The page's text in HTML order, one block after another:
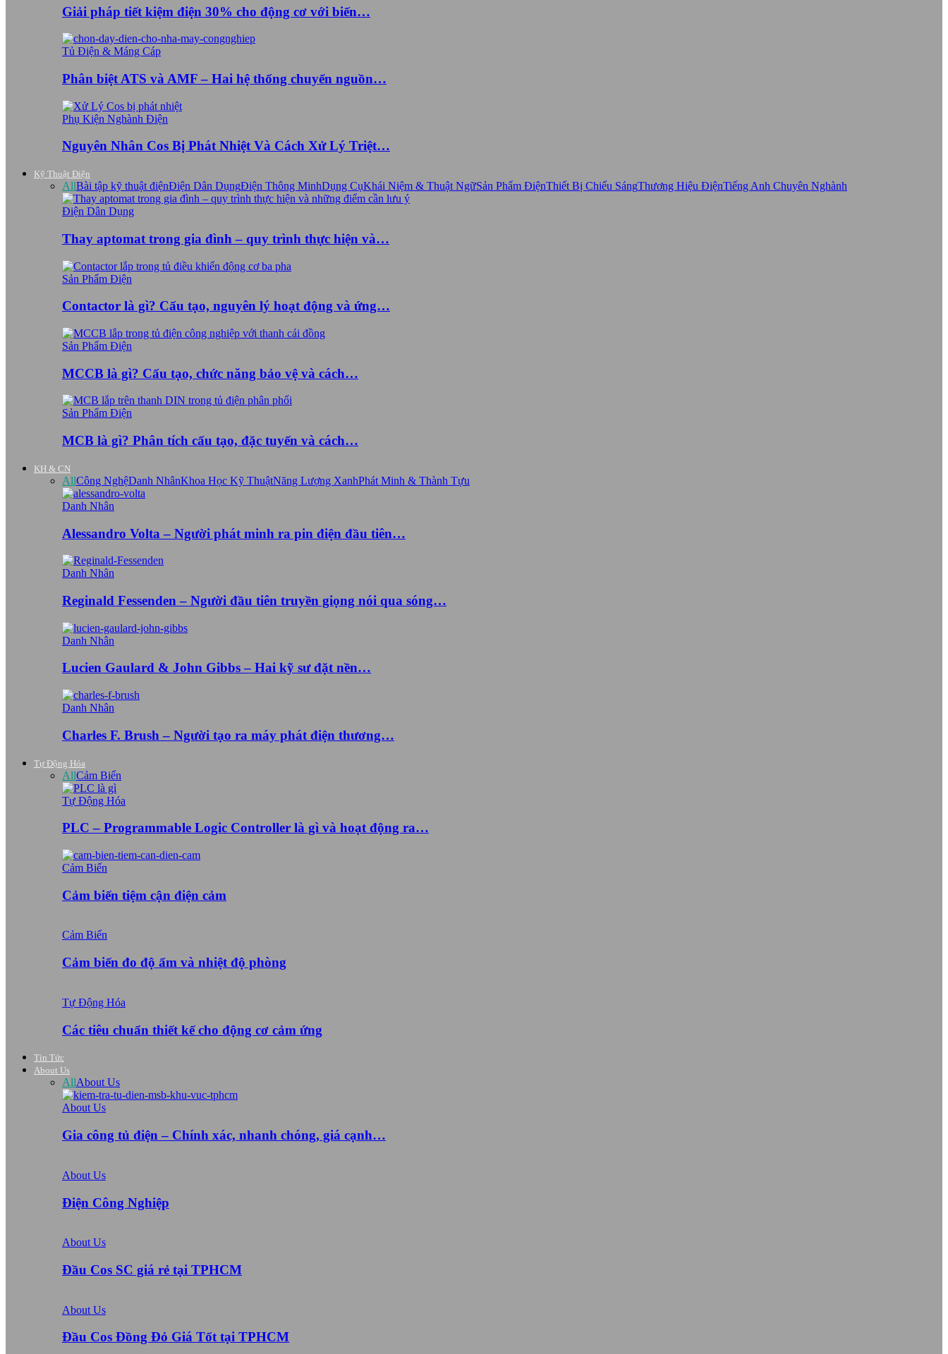
Giải pháp tiết kiệm điện 30% cho động cơ với biến…
Tủ Điện & Máng Cáp
Phân biệt ATS và AMF – Hai hệ thống chuyển nguồn…
Phụ Kiện Nghành Điện
Nguyên Nhân Cos Bị Phát Nhiệt Và Cách Xử Lý Triệt…
Kỹ Thuật Điện
AllBài tập kỹ thuật điệnĐiện Dân DụngĐiện Thông MinhDụng CụKhái Niệm & Thuật NgữSản Phẩm ĐiệnThiết Bị Chiếu SángThương Hiệu ĐiệnTiếng Anh Chuyên Nghành
Điện Dân Dụng
Thay aptomat trong gia đình – quy trình thực hiện và…
Sản Phẩm Điện
Contactor là gì? Cấu tạo, nguyên lý hoạt động và ứng…
Sản Phẩm Điện
MCCB là gì? Cấu tạo, chức năng bảo vệ và cách…
Sản Phẩm Điện
MCB là gì? Phân tích cấu tạo, đặc tuyến và cách…
KH & CN
AllCông NghệDanh NhânKhoa Học Kỹ ThuậtNăng Lượng XanhPhát Minh & Thành Tựu
Danh Nhân
Alessandro Volta – Người phát minh ra pin điện đầu tiên…
Danh Nhân
Reginald Fessenden – Người đầu tiên truyền giọng nói qua sóng…
Danh Nhân
Lucien Gaulard & John Gibbs – Hai kỹ sư đặt nền…
Danh Nhân
Charles F. Brush – Người tạo ra máy phát điện thương…
Tự Động Hóa
AllCảm Biến
Tự Động Hóa
PLC – Programmable Logic Controller là gì và hoạt động ra…
Cảm Biến
Cảm biến tiệm cận điện cảm
Cảm Biến
Cảm biến đo độ ẩm và nhiệt độ phòng
Tự Động Hóa
Các tiêu chuẩn thiết kế cho động cơ cảm ứng
Tin Tức
About Us
AllAbout Us
About Us
Gia công tủ điện – Chính xác, nhanh chóng, giá cạnh…
About Us
Điện Công Nghiệp
About Us
Đầu Cos SC giá rẻ tại TPHCM
About Us
Đầu Cos Đồng Đỏ Giá Tốt tại TPHCM